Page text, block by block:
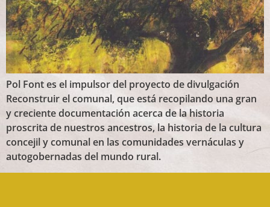
Pol Font es el impulsor del proyecto de divulgación
Reconstruir el comunal, que está recopilando una gran
y creciente documentación acerca de la historia
proscrita de nuestros ancestros, la historia de la cultura
concejil y comunal en las comunidades vernáculas y
autogobernadas del mundo rural.